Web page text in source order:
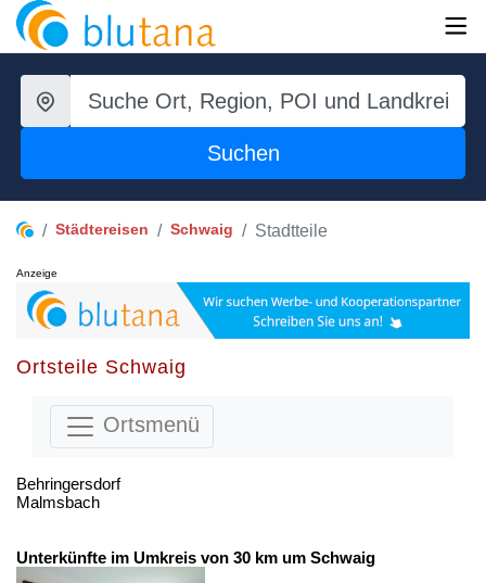
Suchen
Städtereisen Schwaig Stadtteile
Anzeige
Ortsteile Schwaig
Ortsmenü
Behringersdorf
Malmsbach
Unterkünfte im Umkreis von 30 km um Schwaig